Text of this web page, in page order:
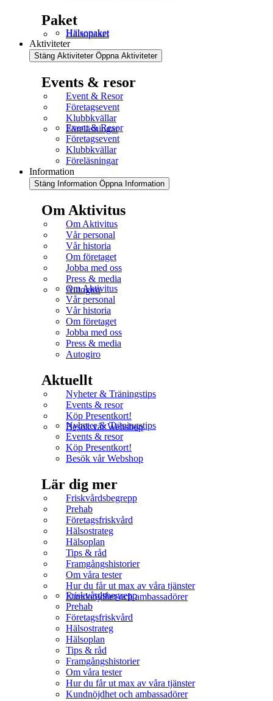
Paket
Hälsopaket
Hälsopaket
Aktiviteter
Stäng Aktiviteter Öppna Aktiviteter
Events & resor
Event & Resor
Företagsevent
Klubbkvällar
Föreläsningar
Event & Resor
Företagsevent
Klubbkvällar
Föreläsningar
Information
Stäng Information Öppna Information
Om Aktivitus
Om Aktivitus
Vår personal
Vår historia
Om företaget
Jobba med oss
Press & media
Autogiro
Om Aktivitus
Vår personal
Vår historia
Om företaget
Jobba med oss
Press & media
Autogiro
Aktuellt
Nyheter & Träningstips
Events & resor
Köp Presentkort!
Besök vår Webshop
Nyheter & Träningstips
Events & resor
Köp Presentkort!
Besök vår Webshop
Lär dig mer
Friskvårdsbegrepp
Prehab
Företagsfriskvård
Hälsostrateg
Hälsoplan
Tips & råd
Framgångshistorier
Om våra tester
Hur du får ut max av våra tjänster
Kundnöjdhet och ambassadörer
Friskvårdsbegrepp
Prehab
Företagsfriskvård
Hälsostrateg
Hälsoplan
Tips & råd
Framgångshistorier
Om våra tester
Hur du får ut max av våra tjänster
Kundnöjdhet och ambassadörer